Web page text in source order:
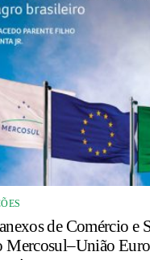
de Comércio e
Mercosul–União